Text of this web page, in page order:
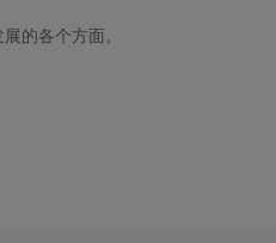
的各个方面。